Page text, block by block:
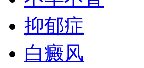
抑郁症
白癜风